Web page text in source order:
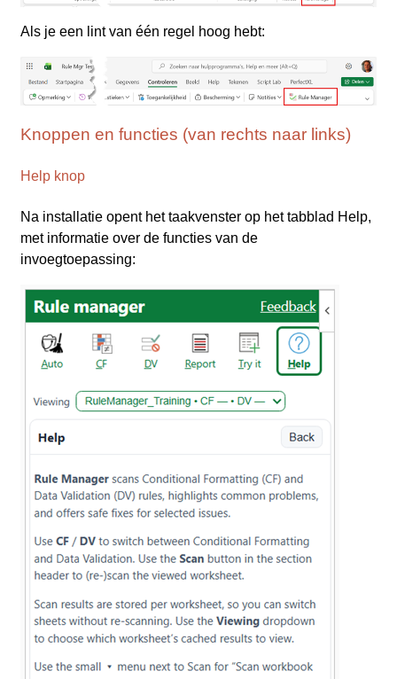
Als je een lint van één regel hoog hebt:
Knoppen en functies (van rechts naar links)
Help knop
Na installatie opent het taakvenster op het tabblad Help,
met informatie over de functies van de
invoegtoepassing: